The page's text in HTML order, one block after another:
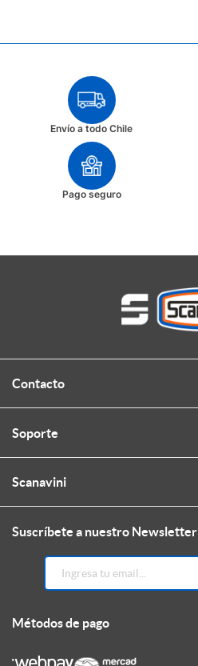
Envío a todo Chile
Pago seguro
Contacto
Soporte
Scanavini
Suscríbete a nuestro Newsletter
Métodos de pago